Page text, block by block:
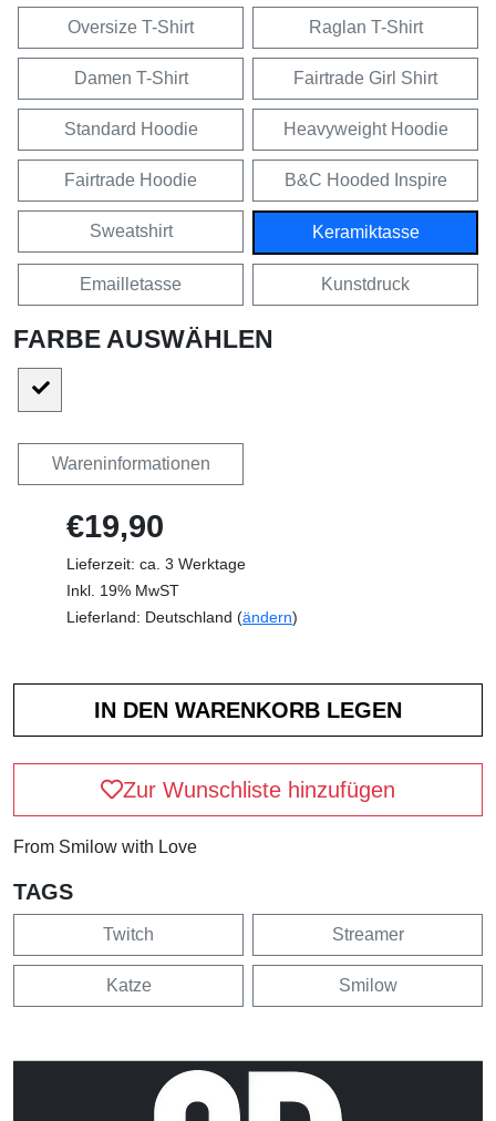
Oversize T-Shirt Raglan T-Shirt
Damen T-Shirt Fairtrade Girl Shirt
Standard Hoodie Heavyweight Hoodie
Fairtrade Hoodie B&C Hooded Inspire
Sweatshirt Keramiktasse
Emailletasse Kunstdruck
FARBE AUSWÄHLEN
Wareninformationen
€19,90
Lieferzeit: ca. 3 Werktage
Inkl. 19% MwST
Lieferland: Deutschland (ändern)
Zur Wunschliste hinzufügen
From Smilow with Love
TAGS
Twitch Streamer
Katze Smilow